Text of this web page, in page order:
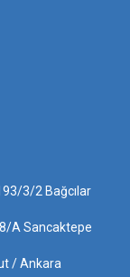
3/2 Bağcılar
A Sancaktepe
/ Ankara